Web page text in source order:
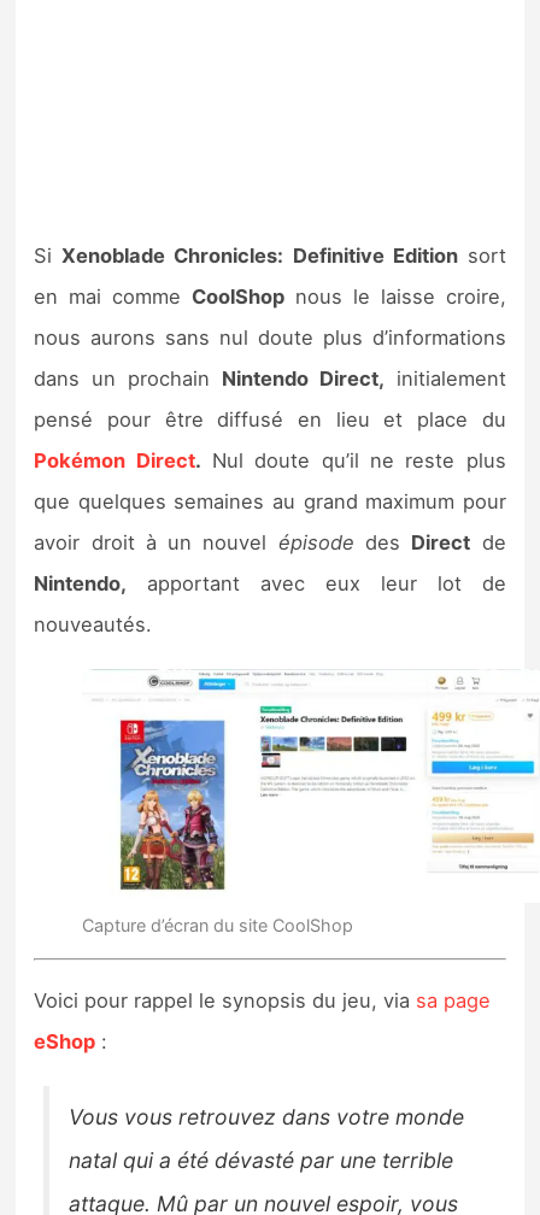
SiXenoblade Chronicles: Definitive Editionsort
en mai comme CoolShop nous le laisse croire,
nous aurons sans nul doute plus d’informations
dans un prochain Nintendo Direct, initialement
pensé pour être diffusé en lieu et place du
Pokémon Direct. Nul doute qu’il ne reste plus
que quelques semaines au grand maximum pour
avoir droit à un nouvel épisode des Direct de
Nintendo, apportant avec eux leur lot de
nouveautés.
Capture d’écran du site CoolShop
Voici pour rappel le synopsis du jeu, via sa page
eShop :
Vous vous retrouvez dans votre monde
natal qui a été dévasté par une terrible
attaque. Mû par un nouvel espoir, vous